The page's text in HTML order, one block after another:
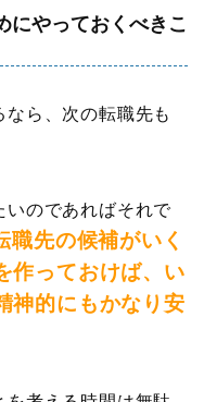
にやっておくべきこ
ら、次の転職先も
いのであればそれで
職先の候補がいく
作っておけば、い
神的にもかなり安